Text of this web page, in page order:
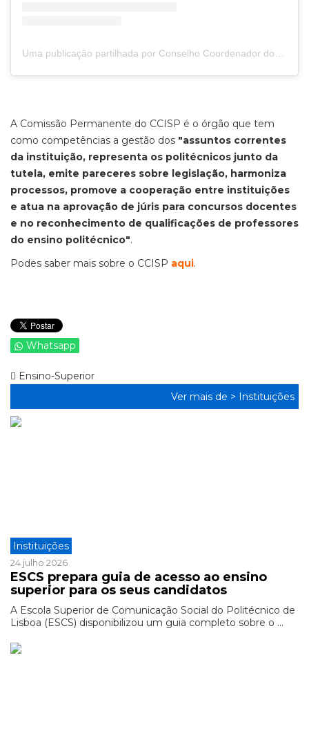
Uma publicação partilhada por Conselho Coordenador dos Institutos Superiores Politécnicos (@ccisp)
A Comissão Permanente do CCISP é o órgão que tem
como competências a gestão dos "assuntos correntes
da instituição, representa os politécnicos junto da
tutela, emite pareceres sobre legislação, harmoniza
processos, promove a cooperação entre instituições
e atua na aprovação de júris para concursos docentes
e no reconhecimento de qualificações de professores
do ensino politécnico".
Podes saber mais sobre o CCISP aqui.
Whatsapp
Ensino-Superior
Ver mais de > Instituições
Instituições
24 julho 2026
ESCS prepara guia de acesso ao ensino
superior para os seus candidatos
A Escola Superior de Comunicação Social do Politécnico de
Lisboa (ESCS) disponibilizou um guia completo sobre o ...